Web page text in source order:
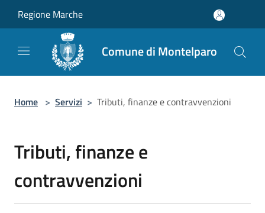
Regione Marche
Comune di Montelparo
Home > Servizi > Tributi, finanze e contravvenzioni
Tributi, finanze e
contravvenzioni